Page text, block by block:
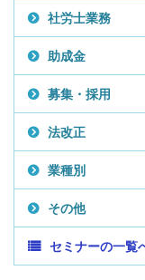
社労士業務
助成金
募集・採用
法改正
業種別
その他
セミナーの一覧